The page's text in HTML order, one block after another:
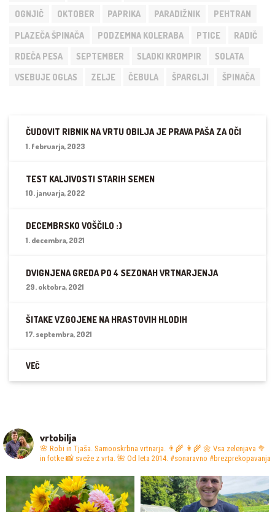
OGNJIČ OKTOBER PAPRIKA PARADIŽNIK PEHTRAN
PLAZEČA ŠPINAČA PODZEMNA KOLERABA PTICE RADIČ
RDEČA PESA SEPTEMBER SLADKI KROMPIR SOLATA
VSEBUJE OGLAS ZELJE ČEBULA ŠPARGLJI ŠPINAČA
ČUDOVIT RIBNIK NA VRTU OBILJA JE PRAVA PAŠA ZA OČI
1. februarja, 2023
TEST KALJIVOSTI STARIH SEMEN
10. januarja, 2022
DECEMBRSKO VOŠČILO :)
1. decembra, 2021
DVIGNJENA GREDA PO 4 SEZONAH VRTNARJENJA
29. oktobra, 2021
ŠITAKE VZGOJENE NA HRASTOVIH HLODIH
17. septembra, 2021
VEČ
vrtobilja
🌸 Robi in Tjaša. Samooskrbna vrtnarja. 👨‍🌾 👩‍🌾 🌼 Vsa zelenjava 🥦
in fotke 📸 sveže z vrta. 🌺 Od leta 2014. #sonaravno #brezprekopavanja